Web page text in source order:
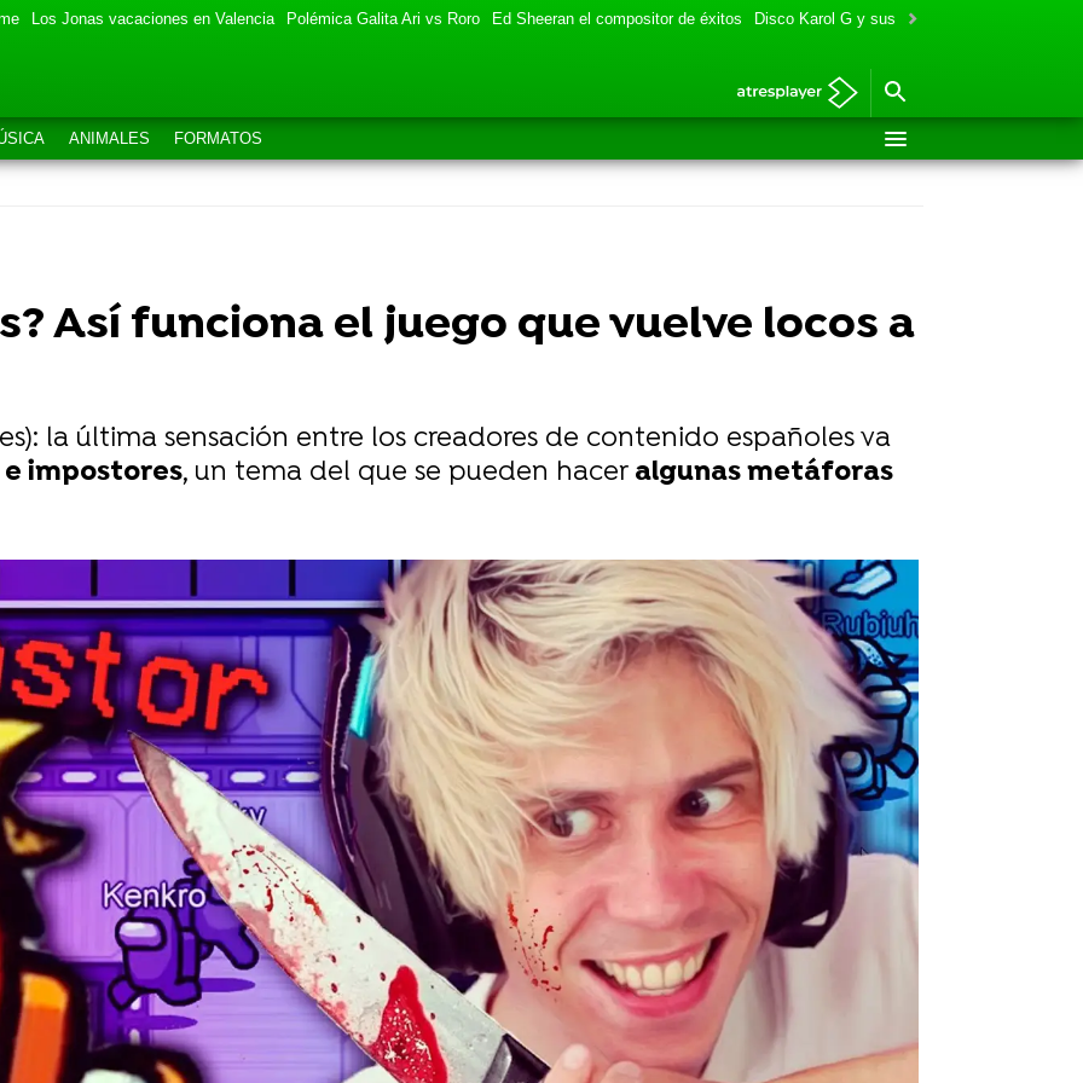
Los Jonas vacaciones en Valencia Polémica Galita Ari vs Roro Ed Sheeran el compositor de éxitos Disco Karol G y sus colaboraciones
ANIMALES FORMATOS
Así funciona el juego que vuelve locos a
la última sensación entre los creadores de contenido españoles va
e impostores, un tema del que se pueden hacer algunas metáforas